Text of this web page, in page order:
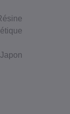
Japon